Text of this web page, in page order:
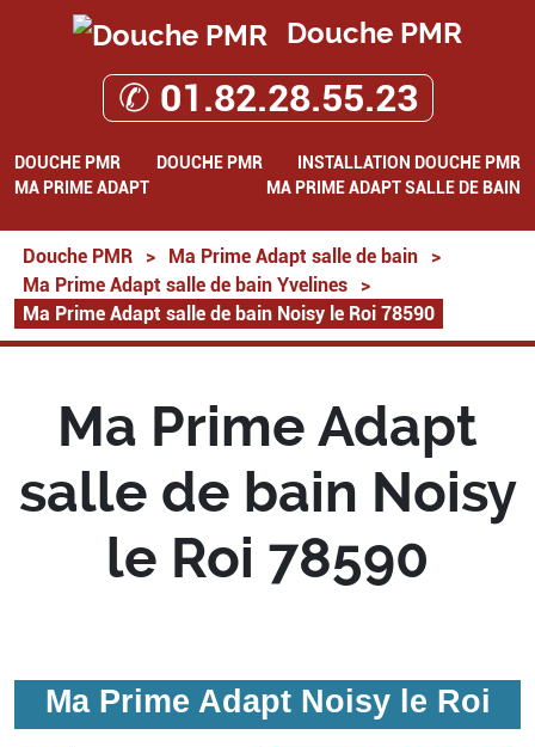
Douche PMR
✆ 01.82.28.55.23
DOUCHE PMR DOUCHE PMR
INSTALLATION DOUCHE PMR
MA PRIME ADAPT
MA PRIME ADAPT SALLE DE BAIN
Douche PMR > Ma Prime Adapt salle de bain
>
Ma Prime Adapt salle de bain Yvelines
>
Ma Prime Adapt salle de bain Noisy le Roi 78590
Ma Prime Adapt
salle de bain Noisy
le Roi 78590
Ma Prime Adapt Noisy le Roi